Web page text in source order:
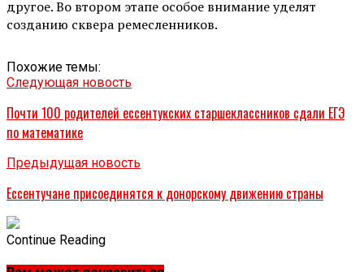
другое. Во втором этапе особое внимание уделят
созданию сквера ремесленников.
Похожие темы:
Следующая новость
Почти 100 родителей ессентукских старшеклассников сдали ЕГЭ
по математике
Предыдущая новость
Ессентучане присоединятся к донорскому движению страны
Continue Reading